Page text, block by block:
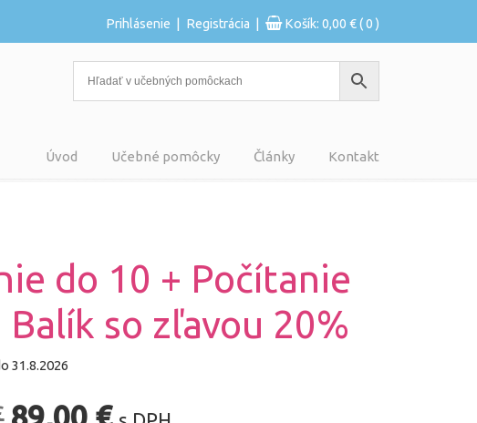
Prihlásenie | Registrácia | Košík: 0,00 €( 0 )
Úvod Učebné pomôcky Články Kontakt
do 10 + Počítanie
Balík so zľavou 20%
31.8.2026
Pôvodná
89,00 €Aktuálna